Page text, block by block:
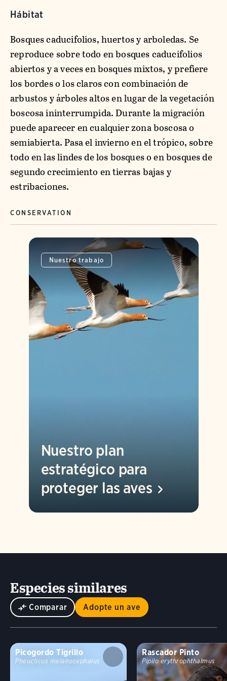
Hábitat
Bosques caducifolios, huertos y arboledas. Se
reproduce sobre todo en bosques caducifolios
abiertos y a veces en bosques mixtos, y prefiere
los bordes o los claros con combinación de
arbustos y árboles altos en lugar de la vegetación
boscosa ininterrumpida. Durante la migración
puede aparecer en cualquier zona boscosa o
semiabierta. Pasa el invierno en el trópico, sobre
todo en las lindes de los bosques o en bosques de
segundo crecimiento en tierras bajas y
estribaciones.
CONSERVATION
Nuestro trabajo
Nuestro plan
estratégico para
proteger las aves
Especies similares
Comparar Adopte un ave
Picogordo Tigrillo
Pheucticus melanocephalus
Rascador Pinto
Pipilo erythrophthalmus